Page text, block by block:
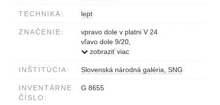
TECHNIKA: lept
ZNAČENIE:
vpravo dole v platni V 24
vľavo dole 9/20,
vpravo Jar.Vodrážka 1924
zobraziť viac
INŠTITÚCIA: Slovenská národná galéria, SNG
INVENTÁRNE
ČÍSLO:
G 8655